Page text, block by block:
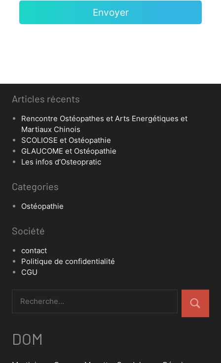
Articles récents
Rencontre Ostéopathes et Arts Energétiques et
Martiaux Chinois
SCOLIOSE et Ostéopathie
GLAUCOME et Ostéopathie
Les infos d’Osteopratic
Categories
Ostéopathie
Société
contact
Politique de confidentialité
CGU
DOM